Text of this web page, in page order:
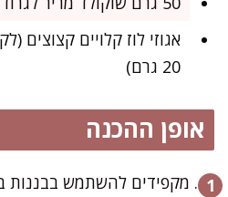
אגוזי לוז קלויים קצוצים
20 גרם)
אופן ההכנה
מקפידים להשתמש בבננות